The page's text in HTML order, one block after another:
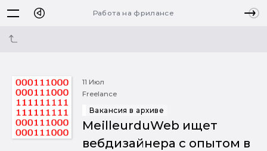
Работа на фрилансе
11 Июл
Freelance
Вакансия в архиве
MeilleurduWeb ищет
вебдизайнера с опытом в